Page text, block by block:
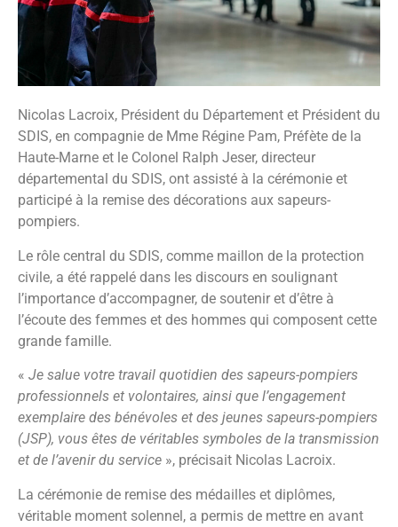
Nicolas Lacroix, Président du Département et Président du
SDIS, en compagnie de Mme Régine Pam, Préfète de la
Haute-Marne et le Colonel Ralph Jeser, directeur
départemental du SDIS, ont assisté à la cérémonie et
participé à la remise des décorations aux sapeurs-
pompiers.
Le rôle central du SDIS, comme maillon de la protection
civile, a été rappelé dans les discours en soulignant
l’importance d’accompagner, de soutenir et d’être à
l’écoute des femmes et des hommes qui composent cette
grande famille.
« Je salue votre travail quotidien des sapeurs-pompiers
professionnels et volontaires, ainsi que l’engagement
exemplaire des bénévoles et des jeunes sapeurs-pompiers
(JSP), vous êtes de véritables symboles de la transmission
et de l’avenir du service », précisait Nicolas Lacroix.
La cérémonie de remise des médailles et diplômes,
véritable moment solennel, a permis de mettre en avant